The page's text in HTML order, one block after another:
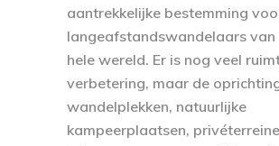
aantrekkelijke bestemming
langeafstandswandelaars van
hele wereld. Er is nog veel
verbetering, maar de
wandelplekken, natuurlijke
kampeerplaatsen,